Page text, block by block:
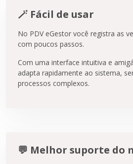
🪄 Fácil de usar
No PDV eGestor você registra as
com poucos passos.
Com uma interface intuitiva e
adapta rapidamente ao sistema,
processos complexos.
💬 Melhor suporte do